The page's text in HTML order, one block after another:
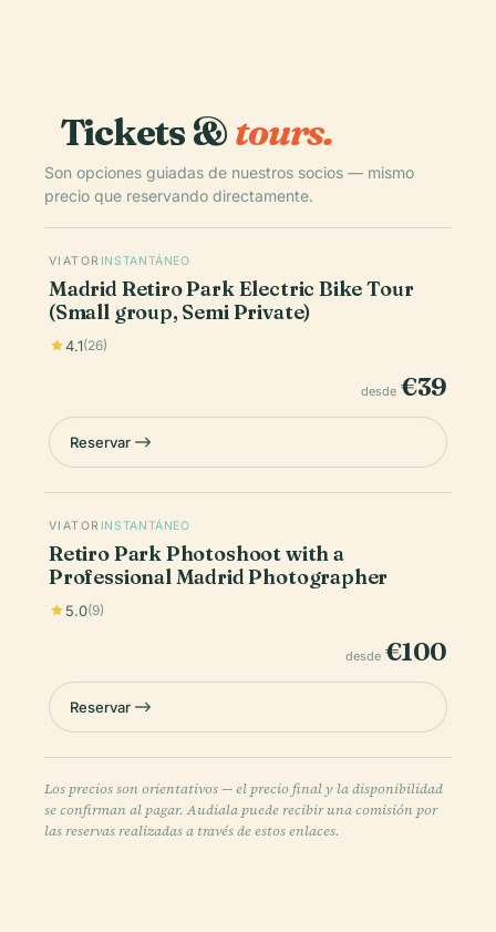
Tickets &tours.
Son opciones guiadas de nuestros socios — mismo
precio que reservando directamente.
VIATOR INSTANTÁNEO
Madrid Retiro Park Electric Bike Tour
(Small group, Semi Private)
4.1(26)
desde €39
Reservar
VIATOR INSTANTÁNEO
Retiro Park Photoshoot with a
Professional Madrid Photographer
5.0(9)
desde €100
Reservar
Los precios son orientativos — el precio final y la disponibilidad
se confirman al pagar. Audiala puede recibir una comisión por
las reservas realizadas a través de estos enlaces.